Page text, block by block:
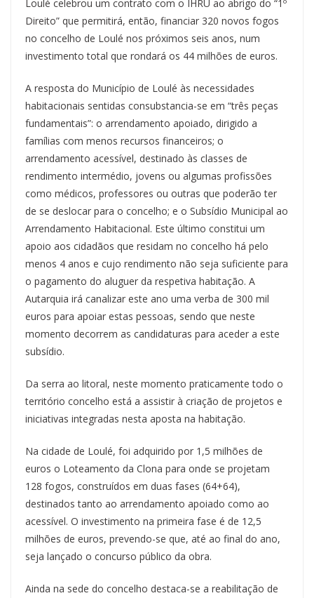
Loulé celebrou um contrato com o IHRU ao abrigo do “1º
Direito” que permitirá, então, financiar 320 novos fogos
no concelho de Loulé nos próximos seis anos, num
investimento total que rondará os 44 milhões de euros.
A resposta do Município de Loulé às necessidades
habitacionais sentidas consubstancia-se em “três peças
fundamentais”: o arrendamento apoiado, dirigido a
famílias com menos recursos financeiros; o
arrendamento acessível, destinado às classes de
rendimento intermédio, jovens ou algumas profissões
como médicos, professores ou outras que poderão ter
de se deslocar para o concelho; e o Subsídio Municipal ao
Arrendamento Habitacional. Este último constitui um
apoio aos cidadãos que residam no concelho há pelo
menos 4 anos e cujo rendimento não seja suficiente para
o pagamento do aluguer da respetiva habitação. A
Autarquia irá canalizar este ano uma verba de 300 mil
euros para apoiar estas pessoas, sendo que neste
momento decorrem as candidaturas para aceder a este
subsídio.
Da serra ao litoral, neste momento praticamente todo o
território concelho está a assistir à criação de projetos e
iniciativas integradas nesta aposta na habitação.
Na cidade de Loulé, foi adquirido por 1,5 milhões de
euros o Loteamento da Clona para onde se projetam
128 fogos, construídos em duas fases (64+64),
destinados tanto ao arrendamento apoiado como ao
acessível. O investimento na primeira fase é de 12,5
milhões de euros, prevendo-se que, até ao final do ano,
seja lançado o concurso público da obra.
Ainda na sede do concelho destaca-se a reabilitação de